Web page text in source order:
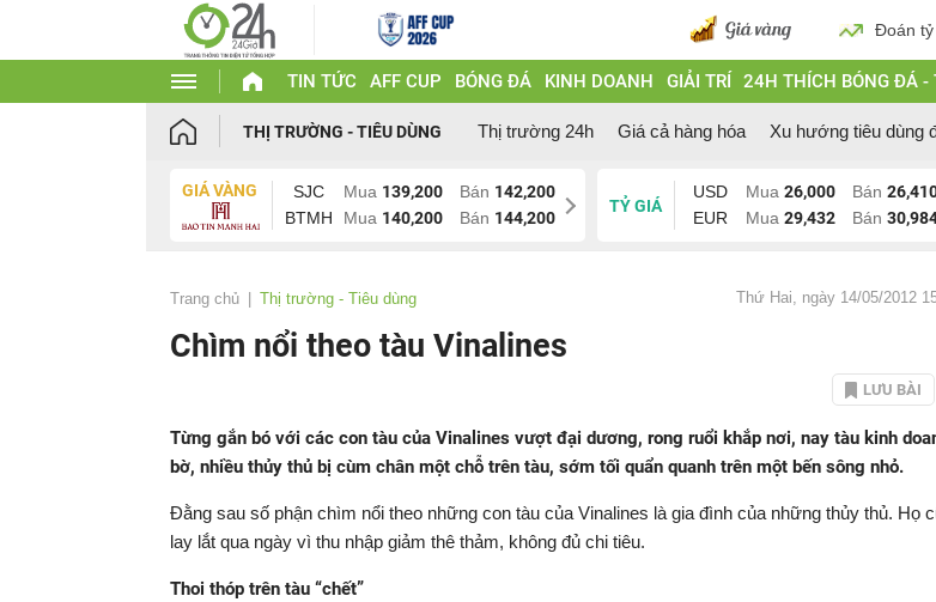
Đoán
TIN TỨC AFF CUP BÓNG ĐÁ KINH DOANH GIẢI TRÍ 24H THÍCH BÓNG ĐÁ -
THỊ TRƯỜNG - TIÊU DÙNG Thị trường 24h Giá cả hàng hóa Xu hướng tiêu dùng
GIÁ VÀNG SJC Mua 139,200 Bán 142,200
BTMH
Mua 140,200 Bán 144,200
TỶ GIÁ
USD Mua 26,000 Bán
EUR
Mua 29,432 Bán
Trang chủ Thị trường - Tiêu dùng Thứ Hai, ngày 14/05/2012
Chìm nổi theo tàu Vinalines
LƯU BÀI
Từng gắn bó với các con tàu của Vinalines vượt đại dương, rong ruổi khắp nơi, nay tàu kinh
bờ, nhiều thủy thủ bị cùm chân một chỗ trên tàu, sớm tối quẩn quanh trên một bến sông nhỏ.
Đằng sau số phận chìm nổi theo những con tàu của Vinalines là gia đình của những thủy thủ. Họ
lay lắt qua ngày vì thu nhập giảm thê thảm, không đủ chi tiêu.
Thoi thóp trên tàu “chết”